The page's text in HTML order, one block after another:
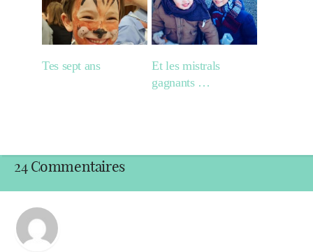
Tes sept ans
Et les mistrals
gagnants …
24 Commentaires